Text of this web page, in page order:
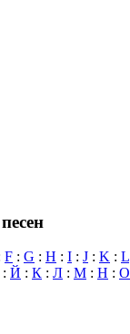
F : G : H : I : J : K : L
: Й : К : Л : М : Н : О